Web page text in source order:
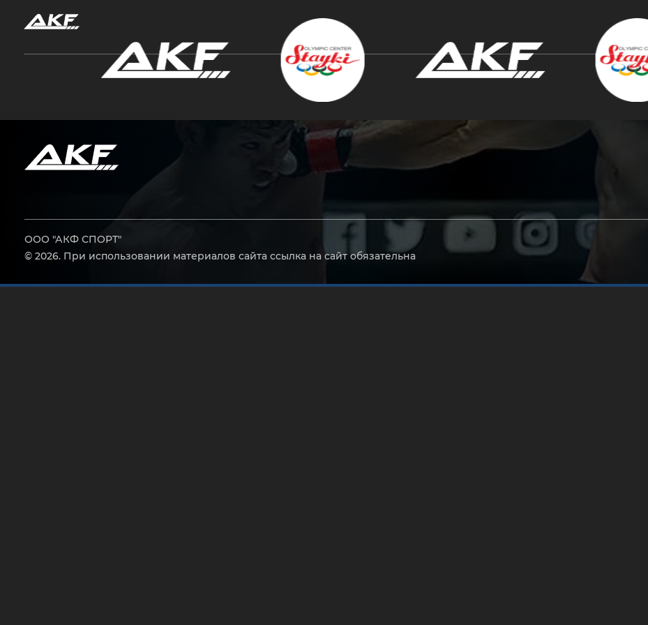
ООО "АКФ СПОРТ"
© 2026. При использовании материалов сайта ссылка на сайт обязательна
Нажмите Enter для поиска или Esc, чтобы закрыть